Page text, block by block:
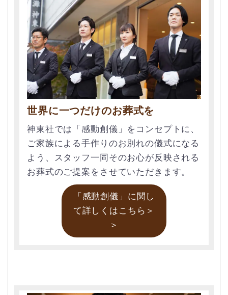
世界に一つだけのお葬式を
神東社では「感動創儀」をコンセプトに、
ご家族による手作りのお別れの儀式になる
よう、スタッフ一同そのお心が反映される
お葬式のご提案をさせていただきます。
「感動創儀」に関し
て詳しくはこちら＞
＞